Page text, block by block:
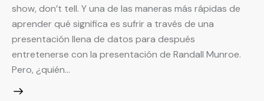
show, don’t tell. Y una de las maneras más rápidas de
aprender qué significa es sufrir a través de una
presentación llena de datos para después
entretenerse con la presentación de Randall Munroe.
Pero, ¿quién…